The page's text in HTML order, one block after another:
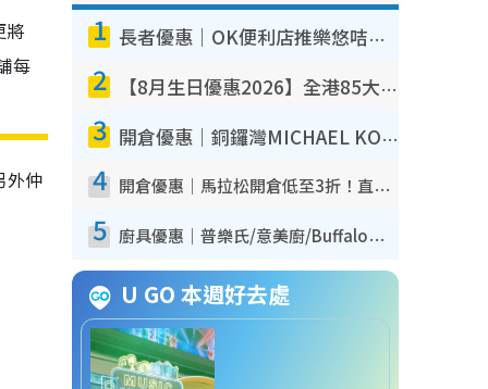
將
每
外仲
1 長者優惠｜OK便利店推樂悠咭優惠！買麵包/牛奶/保健品拍卡即減
2 【8月生日優惠2026】全港85大食買玩著數攻略 自助餐/火鍋放題同行免費＋誠品/DONKI送現金券
3 開倉優惠｜銅鑼灣MICHAEL KORS開倉低至17折！直擊$500起買手袋/銀包/鞋款 必買經典Jet Set系列
4 開倉優惠｜馬拉松開倉低至3折！直擊$99起買adidas／New Balance／Puma鞋款 STANLEY保溫杯劈價至$119起
5 廚具優惠｜普樂氏/意美廚/Buffalo廚具低至3折！$89起買煎鍋／炒鑊／個人鍋 同場小家電激減至$99起
U GO 本週好去處